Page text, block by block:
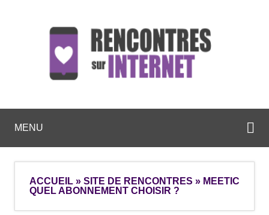
MENU
ACCUEIL » SITE DE RENCONTRES » MEETIC
QUEL ABONNEMENT CHOISIR ?